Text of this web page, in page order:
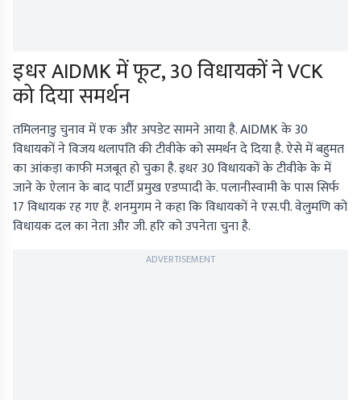
इधर AIDMK में फूट, 30 विधायकों ने VCK
को दिया समर्थन
तमिलनाडु चुनाव में एक और अपडेट सामने आया है. AIDMK के 30
विधायकों ने विजय थलापति की टीवीके को समर्थन दे दिया है. ऐसे में बहुमत
का आंकड़ा काफी मजबूत हो चुका है. इधर 30 विधायकों के टीवीके के में
जाने के ऐलान के बाद पार्टी प्रमुख एडप्पादी के. पलानीस्वामी के पास सिर्फ
17 विधायक रह गए हैं. शनमुगम ने कहा कि विधायकों ने एस.पी. वेलुमणि को
विधायक दल का नेता और जी. हरि को उपनेता चुना है.
ADVERTISEMENT